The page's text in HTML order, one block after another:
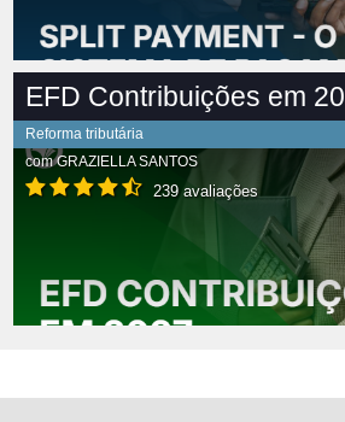
EFD Contribuições em
Reforma tributária
comGRAZIELLA SANTOS
239 avaliações